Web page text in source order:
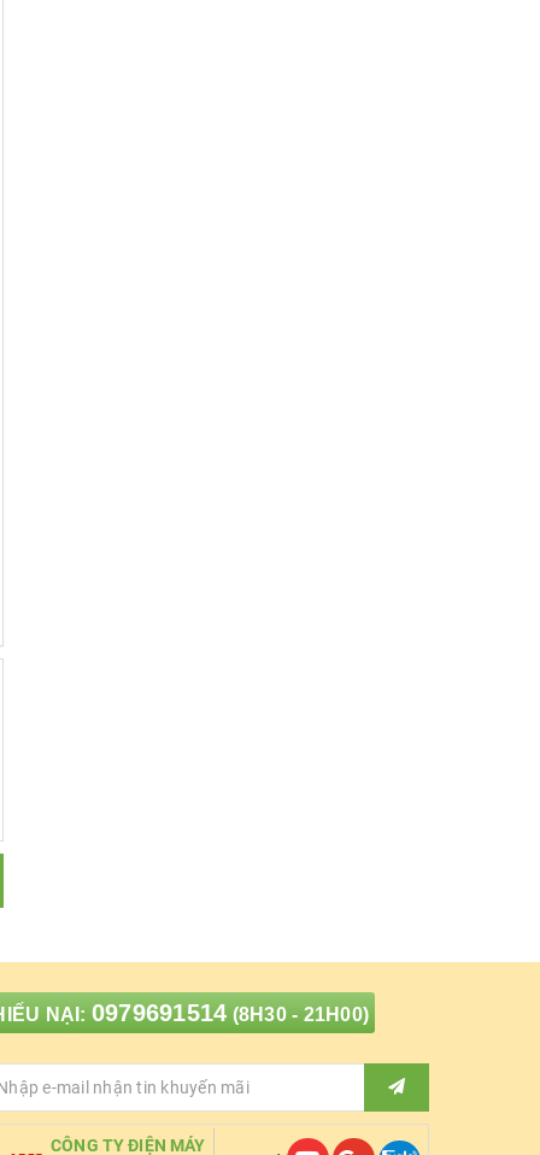
NẠI: 0979691514 (8H30 - 21H00)
CÔNG TY ĐIỆN MÁY